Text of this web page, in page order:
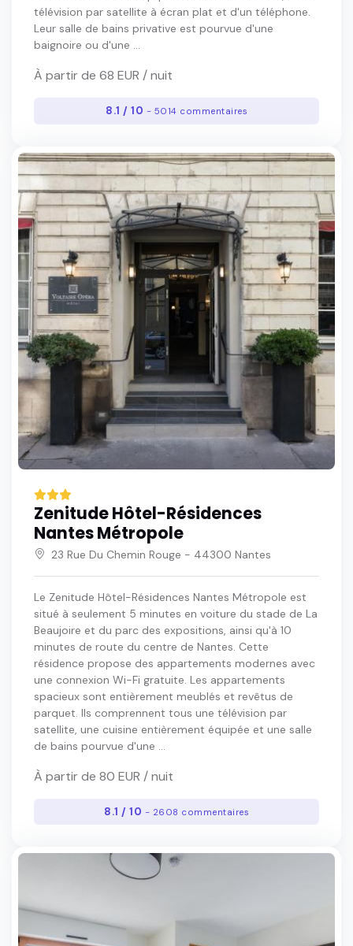
télévision par satellite à écran plat et d'un téléphone.
Leur salle de bains privative est pourvue d'une
baignoire ou d'une ...
À partir de 68 EUR / nuit
8.1 / 10 - 5014 commentaires
Zenitude Hôtel-Résidences
Nantes Métropole
23 Rue Du Chemin Rouge - 44300 Nantes
Le Zenitude Hôtel-Résidences Nantes Métropole est
situé à seulement 5 minutes en voiture du stade de La
Beaujoire et du parc des expositions, ainsi qu'à 10
minutes de route du centre de Nantes. Cette
résidence propose des appartements modernes avec
une connexion Wi-Fi gratuite. Les appartements
spacieux sont entièrement meublés et revêtus de
parquet. Ils comprennent tous une télévision par
satellite, une cuisine entièrement équipée et une salle
de bains pourvue d'une ...
À partir de 80 EUR / nuit
8.1 / 10 - 2608 commentaires